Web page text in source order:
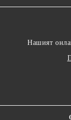
Нашият